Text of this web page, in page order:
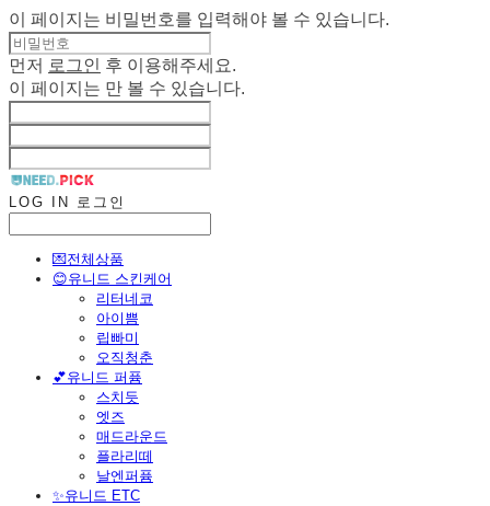
이 페이지는 비밀번호를 입력해야 볼 수 있습니다.
먼저 로그인
후 이용해주세요.
이 페이지는 만 볼 수 있습니다.
LOG IN 로그인
💌전체상품
😊유니드 스킨케어
리터네코
아이쁨
립빠미
오직청춘
💕유니드 퍼퓸
스치듯
엣즈
매드라운드
플라리떼
날엔퍼퓸
​✨유니드 ETC